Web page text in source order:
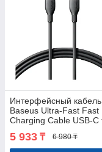
Интерфейсный кабель
Baseus Ultra-Fast Fast
Charging Cable USB-C
Black
5 933 ₸ 6 980 ₸